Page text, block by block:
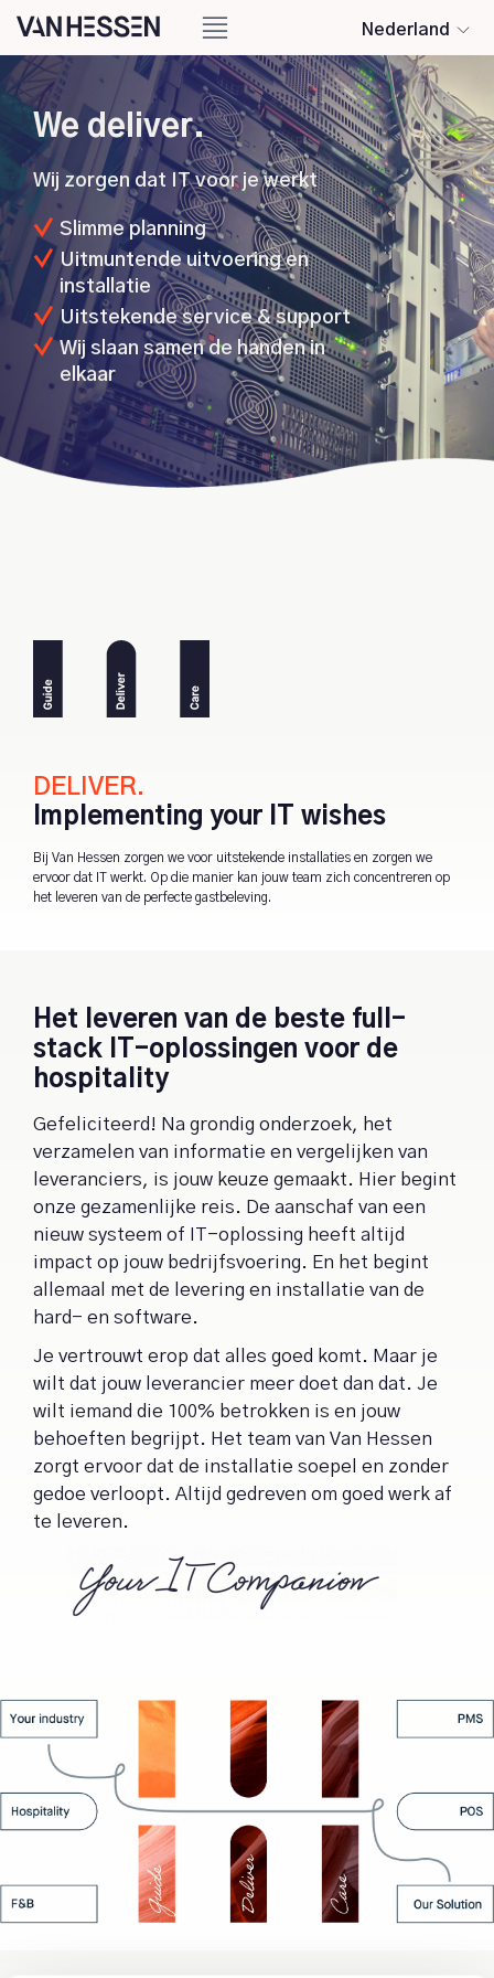
Nederland
We deliver.
Wij zorgen dat IT voor je werkt
Slimme planning
Uitmuntende uitvoering en
installatie
Uitstekende service & support
Wij slaan samen de handen in
elkaar
DELIVER.
Implementing your IT wishes
Bij Van Hessen zorgen we voor uitstekende installaties en zorgen we
ervoor dat IT werkt. Op die manier kan jouw team zich concentreren op
het leveren van de perfecte gastbeleving.
Het leveren van de beste full-
stack IT-oplossingen voor de
hospitality
Gefeliciteerd! Na grondig onderzoek, het
verzamelen van informatie en vergelijken van
leveranciers, is jouw keuze gemaakt. Hier begint
onze gezamenlijke reis. De aanschaf van een
nieuw systeem of IT-oplossing heeft altijd
impact op jouw bedrijfsvoering. En het begint
allemaal met de levering en installatie van de
hard- en software.
Je vertrouwt erop dat alles goed komt. Maar je
wilt dat jouw leverancier meer doet dan dat. Je
wilt iemand die 100% betrokken is en jouw
behoeften begrijpt. Het team van Van Hessen
zorgt ervoor dat de installatie soepel en zonder
gedoe verloopt. Altijd gedreven om goed werk af
te leveren.